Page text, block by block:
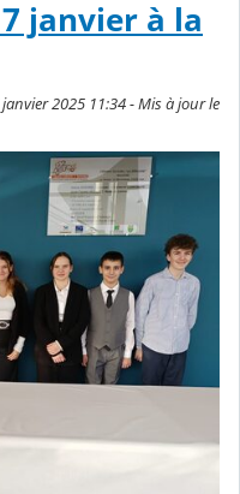
janvier à la
2025 11:34 - Mis à jour le